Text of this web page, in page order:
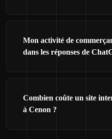
Mon activité de
dans les réponses de
Combien coûte un site
à Cenon ?